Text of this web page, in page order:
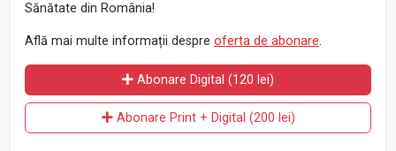
Sănătate din România!
Află mai multe informații despre oferta de abonare.
Abonare Digital (120 lei)
Abonare Print + Digital (200 lei)